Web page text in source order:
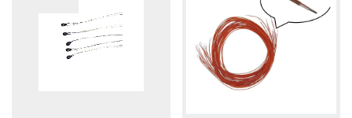
Tìm hiểu thêm:
Camera đo nhiệt độ FLUKE